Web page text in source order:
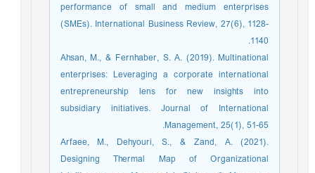
performance of small and medium enterprises
(SMEs). International Business Review, 27(6), 1128-
1140.
Ahsan, M., & Fernhaber, S. A. (2019). Multinational
enterprises: Leveraging a corporate international
entrepreneurship lens for new insights into
subsidiary initiatives. Journal of International
Management, 25(1), 51-65.
Arfaee, M., Dehyouri, S., & Zand, A. (2021).
Designing Thermal Map of Organizational